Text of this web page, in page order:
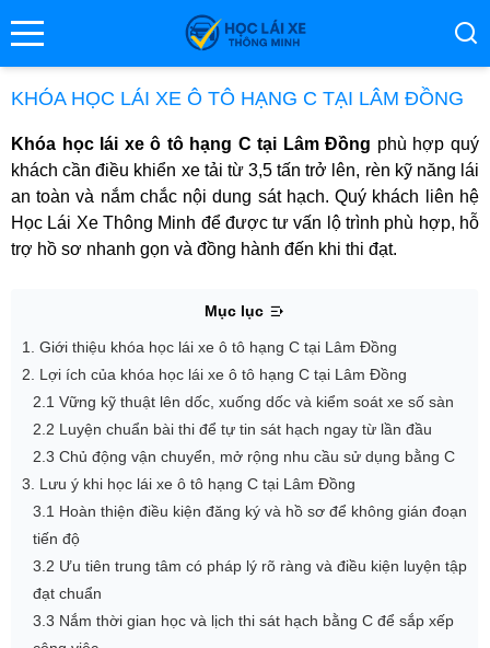
menu
KHÓA HỌC LÁI XE Ô TÔ HẠNG C TẠI LÂM ĐỒNG
Khóa học lái xe ô tô hạng C tại Lâm Đồng phù hợp quý
khách cần điều khiển xe tải từ 3,5 tấn trở lên, rèn kỹ năng lái
an toàn và nắm chắc nội dung sát hạch. Quý khách liên hệ
Học Lái Xe Thông Minh để được tư vấn lộ trình phù hợp, hỗ
trợ hồ sơ nhanh gọn và đồng hành đến khi thi đạt.
Mục lục
1. Giới thiệu khóa học lái xe ô tô hạng C tại Lâm Đồng
2. Lợi ích của khóa học lái xe ô tô hạng C tại Lâm Đồng
2.1 Vững kỹ thuật lên dốc, xuống dốc và kiểm soát xe số sàn
2.2 Luyện chuẩn bài thi để tự tin sát hạch ngay từ lần đầu
2.3 Chủ động vận chuyển, mở rộng nhu cầu sử dụng bằng C
3. Lưu ý khi học lái xe ô tô hạng C tại Lâm Đồng
3.1 Hoàn thiện điều kiện đăng ký và hồ sơ để không gián đoạn
tiến độ
3.2 Ưu tiên trung tâm có pháp lý rõ ràng và điều kiện luyện tập
đạt chuẩn
3.3 Nắm thời gian học và lịch thi sát hạch bằng C để sắp xếp